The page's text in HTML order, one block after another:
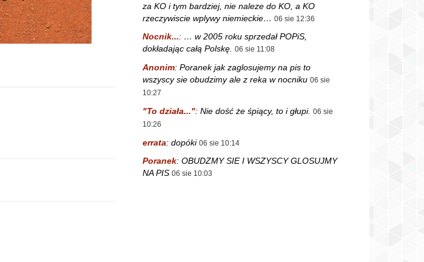
za KO i tym bardziej, nie naleze do KO, a KO
rzeczywiscie wplywy niemieckie… 06 sie 12:36
Nocnik...: … w 2005 roku sprzedał POPiS,
dokładając całą Polskę. 06 sie 11:08
Anonim: Poranek jak zaglosujemy na pis to
wszyscy sie obudzimy ale z reka w nocniku 06 sie
10:27
"To działa...": Nie dość że śpiący, to i głupi. 06 sie
10:26
errata: dopóki 06 sie 10:14
Poranek: OBUDZMY SIE I WSZYSCY GLOSUJMY
NA PIS 06 sie 10:03